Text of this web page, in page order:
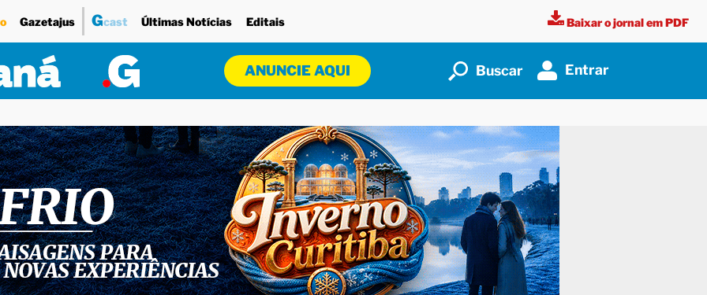
Gazetajus Gcast Últimas Notícias Editais Baixar o jornal em PDF
ANUNCIE AQUI Buscar Entrar